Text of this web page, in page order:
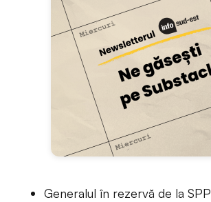
Generalul în rezervă de la SPP